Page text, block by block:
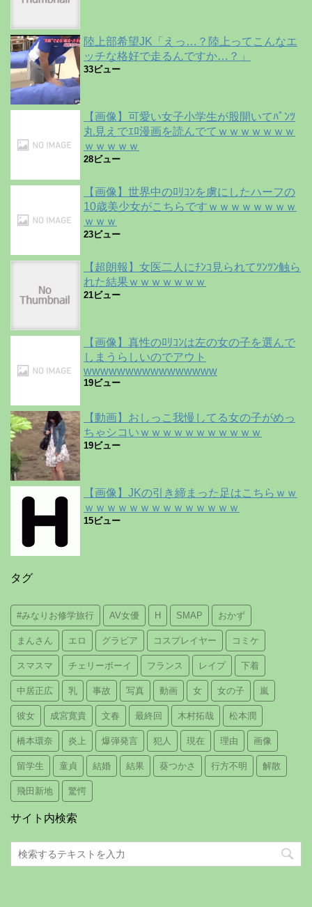
陸上部希望JK「えっ…？陸上ってこんなエ
ッチな格好で走るんですか…？」
33ビュー
【画像】可愛い女子小学生が股開いてﾊﾟﾝﾂ
丸見えでｴﾛ漫画を読んでてｗｗｗｗｗｗｗ
ｗｗｗｗｗ
28ビュー
【画像】世界中のﾛﾘｺﾝを虜にしたハーフの
10歳美少女がこちらですｗｗｗｗｗｗｗｗ
ｗｗｗ
23ビュー
【超朗報】女医二人にﾁﾝｺ見られてﾂﾝﾂﾝ触ら
れた結果ｗｗｗｗｗｗｗ
21ビュー
【画像】真性のﾛﾘｺﾝは左の女の子を選んで
しまうらしいのでアウト
wwwwwwwwwwwwwwww
19ビュー
【動画】おしっこ我慢してる女の子がめっ
ちゃシコいｗｗｗｗｗｗｗｗｗｗｗ
19ビュー
【画像】JKの引き締まった足はこちらｗｗ
ｗｗｗｗｗｗｗｗｗｗｗｗｗｗ
15ビュー
タグ
#みなりお修学旅行 AV女優 H SMAP おかず
まんさん エロ グラビア コスプレイヤー コミケ
スマスマ チェリーボーイ フランス レイプ 下着
中居正広 乳 事故 写真 動画 女 女の子 嵐
彼女 成宮寛貴 文春 最終回 木村拓哉 松本潤
橋本環奈 炎上 爆弾発言 犯人 現在 理由 画像
留学生 童貞 結婚 結果 葵つかさ 行方不明 解散
飛田新地 驚愕
サイト内検索